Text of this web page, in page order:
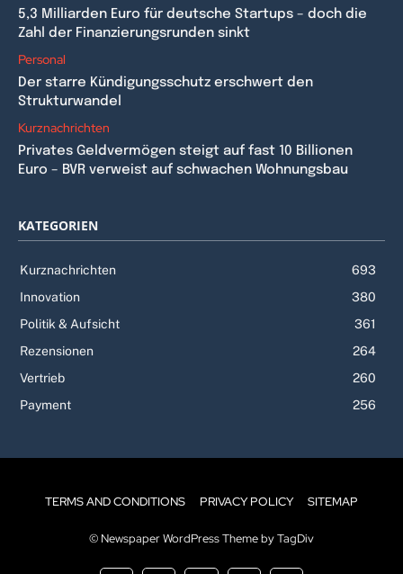
5,3 Milliarden Euro für deutsche Startups – doch die
Zahl der Finanzierungsrunden sinkt
Personal
Der starre Kündigungsschutz erschwert den
Strukturwandel
Kurznachrichten
Privates Geldvermögen steigt auf fast 10 Billionen
Euro – BVR verweist auf schwachen Wohnungsbau
KATEGORIEN
Kurznachrichten
693
Innovation
380
Politik & Aufsicht
361
Rezensionen
264
Vertrieb
260
Payment
256
TERMS AND CONDITIONS PRIVACY POLICY SITEMAP
© Newspaper WordPress Theme by TagDiv